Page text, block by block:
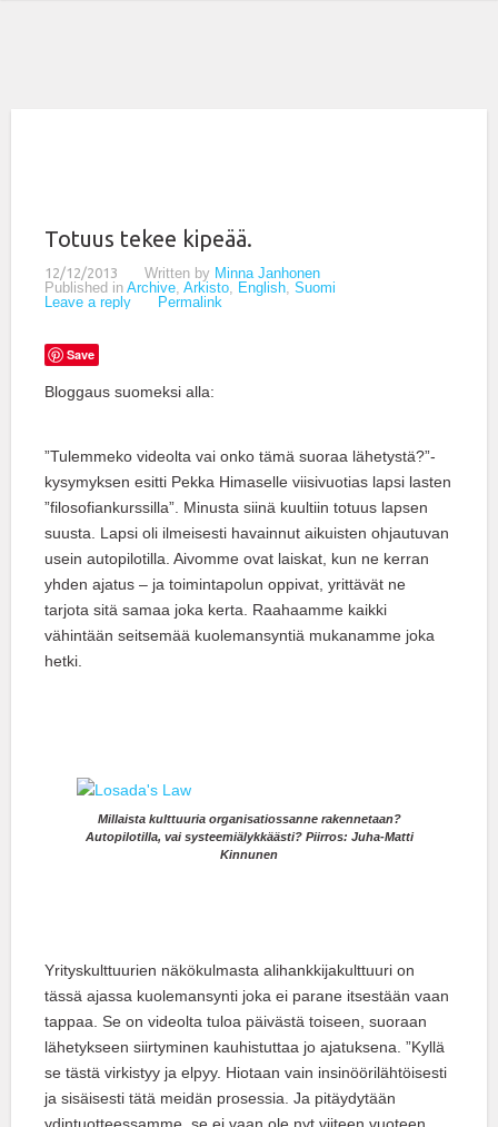
Totuus tekee kipeää.
12/12/2013 Written by Minna Janhonen
Published in Archive, Arkisto, English, Suomi
Leave a reply
Permalink
Save
Bloggaus suomeksi alla:
”Tulemmeko videolta vai onko tämä suoraa lähetystä?”-
kysymyksen esitti Pekka Himaselle viisivuotias lapsi lasten
”filosofiankurssilla”. Minusta siinä kuultiin totuus lapsen
suusta. Lapsi oli ilmeisesti havainnut aikuisten ohjautuvan
usein autopilotilla. Aivomme ovat laiskat, kun ne kerran
yhden ajatus – ja toimintapolun oppivat, yrittävät ne
tarjota sitä samaa joka kerta. Raahaamme kaikki
vähintään seitsemää kuolemansyntiä mukanamme joka
hetki.
Millaista kulttuuria organisatiossanne rakennetaan?
Autopilotilla, vai systeemiälykkäästi? Piirros: Juha-Matti
Kinnunen
Yrityskulttuurien näkökulmasta alihankkijakulttuuri on
tässä ajassa kuolemansynti joka ei parane itsestään vaan
tappaa. Se on videolta tuloa päivästä toiseen, suoraan
lähetykseen siirtyminen kauhistuttaa jo ajatuksena. ”Kyllä
se tästä virkistyy ja elpyy. Hiotaan vain insinöörilähtöisesti
ja sisäisesti tätä meidän prosessia. Ja pitäydytään